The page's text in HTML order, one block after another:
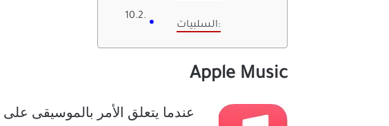
السلبيات:
Apple Music